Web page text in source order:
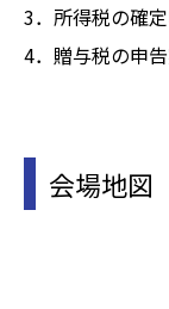
3．所得税の確
4．贈与税の申
会場地図